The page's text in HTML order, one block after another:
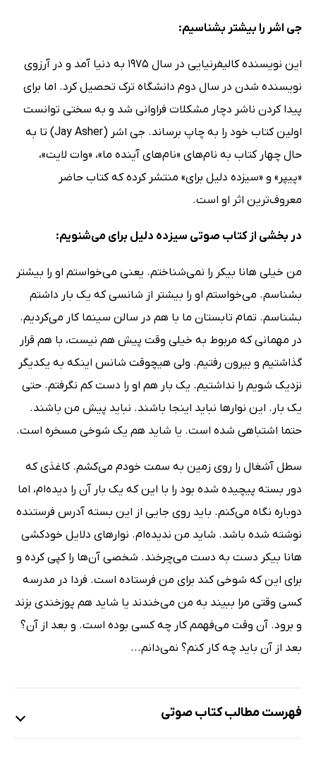
جی اشر را بیشتر بشناسیم:
این نویسنده کالیفرنیایی در سال 1975 به دنیا آمد و در آرزوی
نویسنده شدن در سال دوم دانشگاه ترک تحصیل کرد. اما برای
پیدا کردن ناشر دچار مشکلات فراوانی شد و به سختی توانست
اولین کتاب خود را به چاپ برساند. جی اشر (Jay Asher) تا به
حال چهار کتاب به نام‌های «نام‌های آینده ما»، «وات لایت»،
«پیپر» و «سیزده دلیل برای» منتشر کرده که کتاب حاضر
معروف‌ترین اثر او است.
در بخشی از کتاب صوتی سیزده دلیل برای می‌شنویم:
من خیلی هانا بیکر را نمی‌شناختم. یعنی می‌خواستم او را بیشتر
بشناسم. می‌خواستم او را بیشتر از شانسی که یک بار داشتم
بشناسم. تمام تابستان ما با هم در سالن سینما کار می‌کردیم.
در مهمانی که مربوط به خیلی وقت پیش هم نیست، با هم قرار
گذاشتیم و بیرون رفتیم. ولی هیچوقت شانس اینکه به یکدیگر
نزدیک شویم را نداشتیم. یک بار هم او را دست کم نگرفتم. حتی
یک بار. این نوارها نباید اینجا باشند. نباید پیش من باشند.
حتما اشتباهی شده است. یا شاید هم یک شوخی مسخره است.
سطل آشغال را روی زمین به سمت خودم می‌کشم. کاغذی که
دور بسته پیچیده شده بود را با این که یک بار آن را دیده‌ام، اما
دوباره نگاه می‌کنم. باید روی جایی از این بسته آدرس فرستنده
نوشته شده باشد. شاید من ندیده‌ام. نوارهای دلایل خودکشی
هانا بیکر دست به دست می‌چرخند. شخصی آن‌ها را کپی کرده و
برای این که شوخی کند برای من فرستاده است. فردا در مدرسه
کسی وقتی مرا ببیند به من می‌خندند یا شاید هم پوزخندی بزند
و برود. آن وقت می‌فهمم کار چه کسی بوده است. و بعد از آن؟
بعد از آن باید چه کار کنم؟ نمی‌دانم...
فهرست مطالب کتاب صوتی